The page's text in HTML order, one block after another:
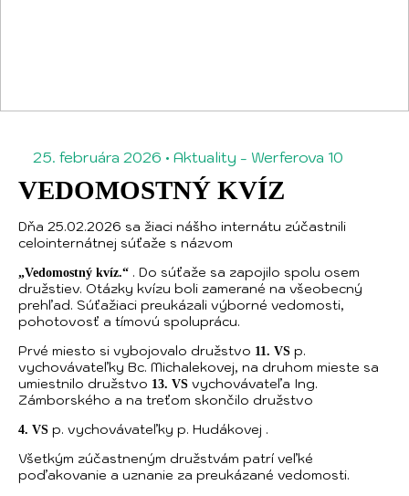
25. februára 2026 • Aktuality - Werferova 10
VEDOMOSTNÝ KVÍZ
Dňa 25.02.2026 sa žiaci nášho internátu zúčastnili
celointernátnej súťaže s názvom
„Vedomostný kvíz.“ . Do súťaže sa zapojilo spolu osem
družstiev. Otázky kvízu boli zamerané na všeobecný
prehľad. Súťažiaci preukázali výborné vedomosti,
pohotovosť a tímovú spoluprácu.
Prvé miesto si vybojovalo družstvo 11. VS p.
vychovávateľky Bc. Michalekovej, na druhom mieste sa
umiestnilo družstvo 13. VS vychovávateľa Ing.
Zámborského a na treťom skončilo družstvo
4. VS p. vychovávateľky p. Hudákovej .
Všetkým zúčastneným družstvám patrí veľké
poďakovanie a uznanie za preukázané vedomosti.